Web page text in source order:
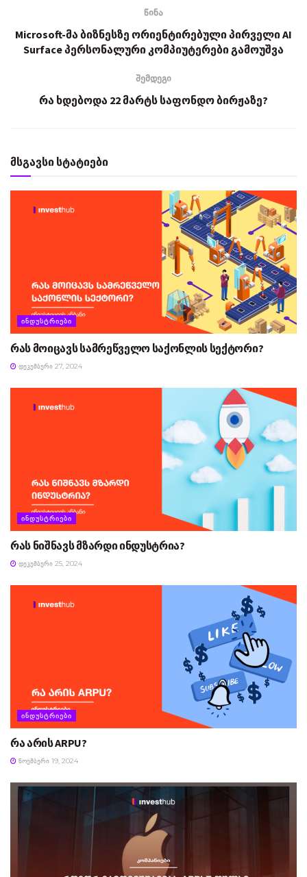
წინა
Microsoft-მა ბიზნესზე ორიენტირებული პირველი AI
Surface პერსონალური კომპიუტერები გამოუშვა
შემდეგი
რა ხდებოდა 22 მარტს საფონდო ბირჟაზე?
მსგავსი სტატიები
ᲘᲜᲓᲣᲡᲢᲠᲘᲔᲑᲘ
რას მოიცავს სამრეწველო საქონლის სექტორი?
ᲓᲔᲙᲔᲛᲑᲔᲠᲘ 27, 2024
ᲘᲜᲓᲣᲡᲢᲠᲘᲔᲑᲘ
რას ნიშნავს მზარდი ინდუსტრია?
ᲓᲔᲙᲔᲛᲑᲔᲠᲘ 25, 2024
ᲘᲜᲓᲣᲡᲢᲠᲘᲔᲑᲘ
რა არის ARPU?
ᲜᲝᲔᲛᲑᲔᲠᲘ 19, 2024